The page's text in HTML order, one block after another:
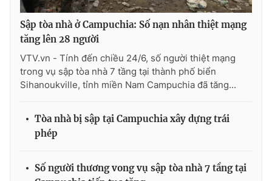
VTV Sức khoẻ
Thị trường 24h Tấm lòng Việt
VTV9
Liên hệ tòa soạn English
Sập tòa nhà ở Campuchia: Số nạn nhân thiệt mạng
tăng lên 28 người
VTV.vn - Tính đến chiều 24/6, số người thiệt mạng
trong vụ sập tòa nhà 7 tầng tại thành phố biển
Sihanoukville, tỉnh miền Nam Campuchia đã tăng...
Tòa nhà bị sập tại Campuchia xây dựng trái
phép
Số người thương vong vụ sập tòa nhà 7 tầng tại